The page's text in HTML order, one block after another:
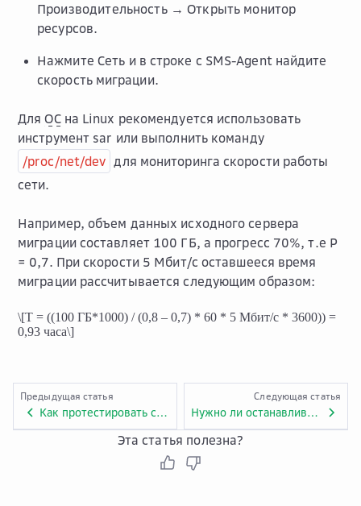
Производительность → Открыть монитор
ресурсов.
Нажмите Сеть и в строке с SMS-Agent найдите
скорость миграции.
ДляОСна Linux рекомендуется использовать
инструмент sar или выполнить команду
/proc/net/dev для мониторинга скорости работы
сети.
Например, объем данных исходного сервера
миграции составляет 100 ГБ, а прогресс 70%, т.е P
= 0,7. При скорости 5 Мбит/с оставшееся время
миграции рассчитывается следующим образом:
\[T = ((100 ГБ*1000) / (0,8 – 0,7) * 60 * 5 Мбит/с * 3600)) =
0,93 часа\]
Предыдущая статья
Как протестировать сеть с помощью iPerf?
Следующая статья
Нужно ли останавливать исходный сервер на время миграции?
Эта статья полезна?